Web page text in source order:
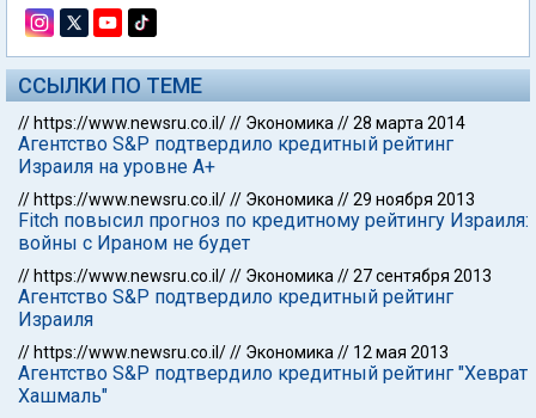
ССЫЛКИ ПО ТЕМЕ
// https://www.newsru.co.il/// Экономика //28 марта 2014
Агентство S&P подтвердило кредитный рейтинг
Израиля на уровне A+
// https://www.newsru.co.il/// Экономика //29 ноября 2013
Fitch повысил прогноз по кредитному рейтингу Израиля:
войны с Ираном не будет
// https://www.newsru.co.il/// Экономика //27 сентября 2013
Агентство S&P подтвердило кредитный рейтинг
Израиля
// https://www.newsru.co.il/// Экономика // 12 мая 2013
Агентство S&P подтвердило кредитный рейтинг "Хеврат
Хашмаль"